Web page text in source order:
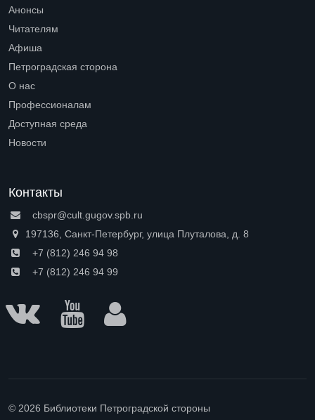
Анонсы
Читателям
Афиша
Петроградская сторона
О нас
Профессионалам
Доступная среда
Новости
Контакты
cbspr@cult.gugov.spb.ru
197136, Санкт-Петербург, улица Плуталова, д. 8
+7 (812) 246 94 98
+7 (812) 246 94 99
© 2026 Библиотеки Петроградской стороны